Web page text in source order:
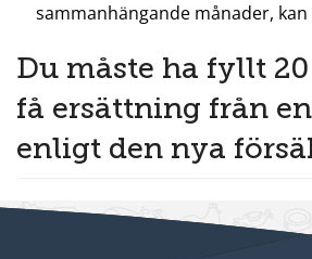
sammanhängande månader, kan
Du måste ha fyllt
få ersättning från
enligt den nya